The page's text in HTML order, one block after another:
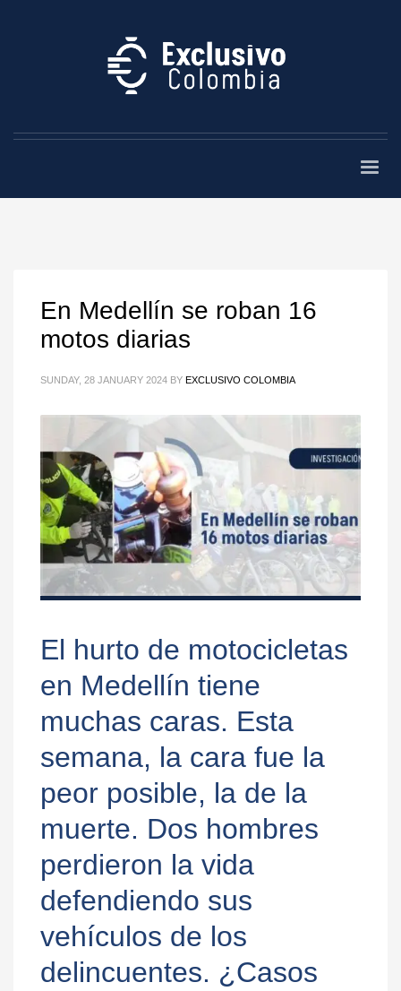
En Medellín se roban 16
motos diarias
SUNDAY, 28 JANUARY 2024 BY EXCLUSIVO COLOMBIA
El hurto de motocicletas
en Medellín tiene
muchas caras. Esta
semana, la cara fue la
peor posible, la de la
muerte. Dos hombres
perdieron la vida
defendiendo sus
vehículos de los
delincuentes. ¿Casos